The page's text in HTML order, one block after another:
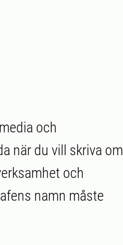
och
när du vill skriva om
och
namn måste